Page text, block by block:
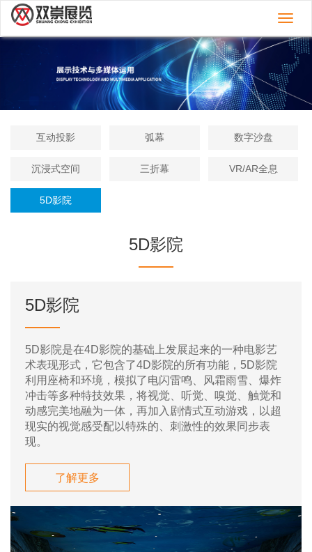
切
换
导
航
互动投影 弧幕 数字沙盘
沉浸式空间 三折幕 VR/AR全息
5D影院
5D影院
5D影院
5D影院是在4D影院的基础上发展起来的一种电影艺
术表现形式，它包含了4D影院的所有功能，5D影院
利用座椅和环境，模拟了电闪雷鸣、风霜雨雪、爆炸
冲击等多种特技效果，将视觉、听觉、嗅觉、触觉和
动感完美地融为一体，再加入剧情式互动游戏，以超
现实的视觉感受配以特殊的、刺激性的效果同步表
现。
了解更多